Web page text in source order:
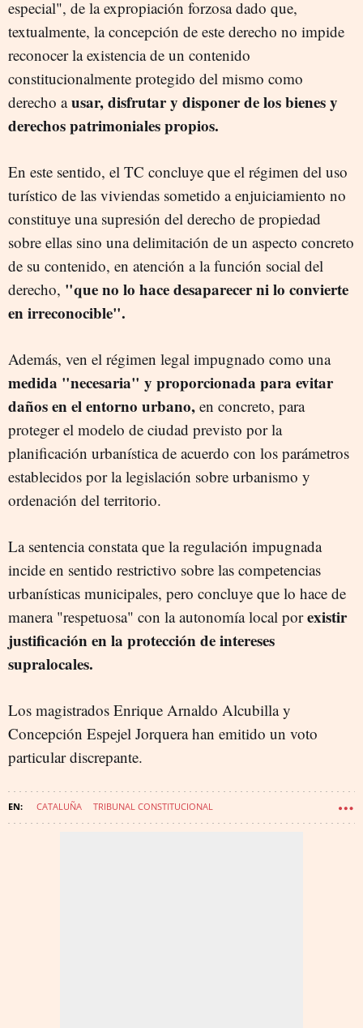
especial", de la expropiación forzosa dado que,
textualmente, la concepción de este derecho no impide
reconocer la existencia de un contenido
constitucionalmente protegido del mismo como
derecho ausar, disfrutar y disponer de los bienes y
derechos patrimoniales propios.
En este sentido, el TC concluye que el régimen del uso
turístico de las viviendas sometido a enjuiciamiento no
constituye una supresión del derecho de propiedad
sobre ellas sino una delimitación de un aspecto concreto
de su contenido, en atención a la función social del
derecho, "que no lo hace desaparecer ni lo convierte
en irreconocible".
Además, ven el régimen legal impugnado como una
medida "necesaria" y proporcionada para evitar
daños en el entorno urbano, en concreto, para
proteger el modelo de ciudad previsto por la
planificación urbanística de acuerdo con los parámetros
establecidos por la legislación sobre urbanismo y
ordenación del territorio.
La sentencia constata que la regulación impugnada
incide en sentido restrictivo sobre las competencias
urbanísticas municipales, pero concluye que lo hace de
manera "respetuosa" con la autonomía local porexistir
justificación en la protección de intereses
supralocales.
Los magistrados Enrique Arnaldo Alcubilla y
Concepción Espejel Jorquera han emitido un voto
particular discrepante.
CATALUÑA TRIBUNAL CONSTITUCIONAL